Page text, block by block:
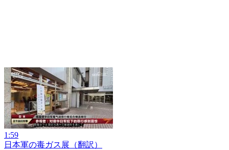
1:59
日本軍の毒ガス展（翻訳）